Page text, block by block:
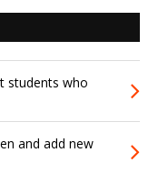
students who
and add new